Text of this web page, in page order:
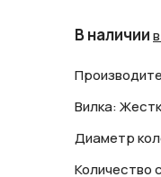
В наличии
Вилка:
Диаметр
Количество